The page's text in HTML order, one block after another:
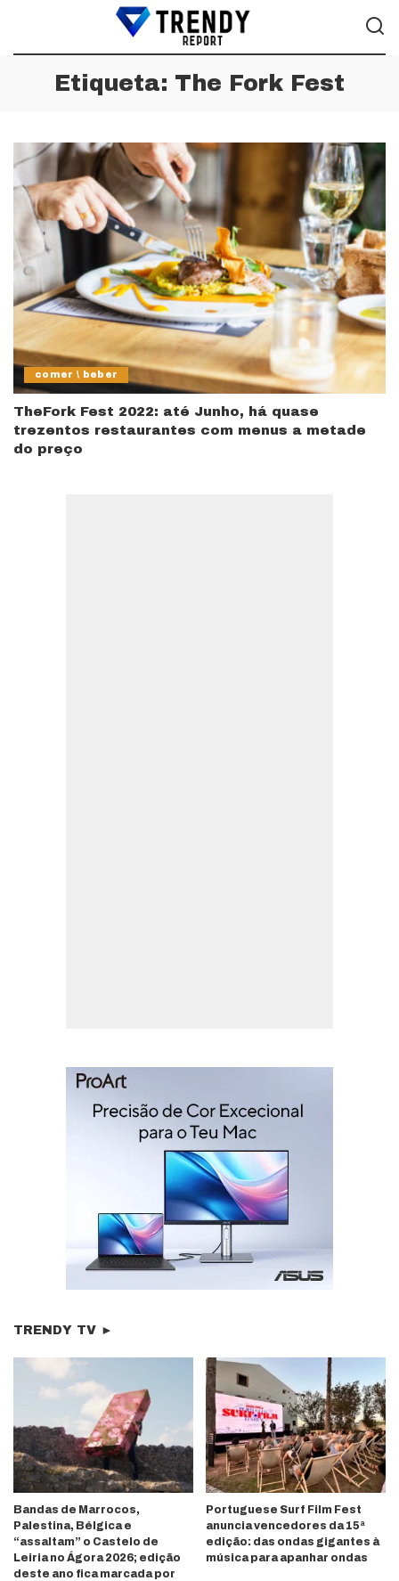
Etiqueta: The Fork Fest
comer \ beber
TheFork Fest 2022: até Junho, há quase
trezentos restaurantes com menus a metade
do preço
TRENDY TV ►
Bandas de Marrocos,
Palestina, Bélgica e
“assaltam” o Castelo de
Leiria no Ágora 2026; edição
deste ano fica marcada por
Portuguese Surf Film Fest
anuncia vencedores da 15ª
edição: das ondas gigantes à
música para apanhar ondas